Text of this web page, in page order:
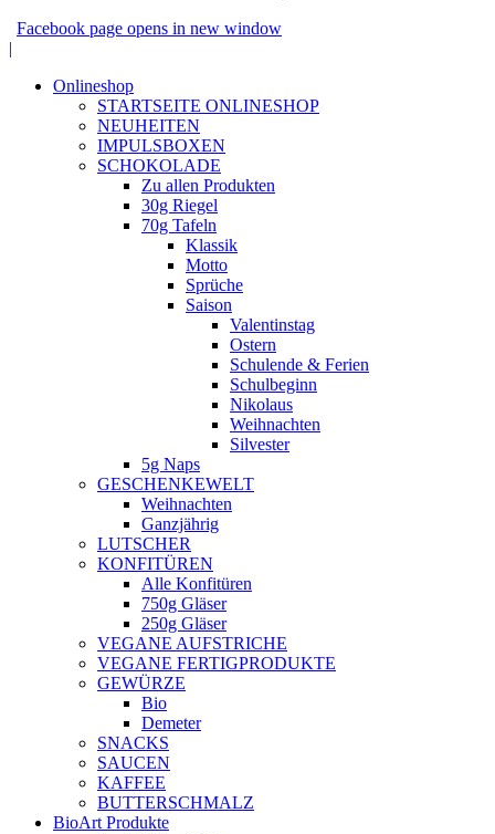
Facebook page opens in new window
|
Onlineshop
STARTSEITE ONLINESHOP
NEUHEITEN
IMPULSBOXEN
SCHOKOLADE
Zu allen Produkten
30g Riegel
70g Tafeln
Klassik
Motto
Sprüche
Saison
Valentinstag
Ostern
Schulende & Ferien
Schulbeginn
Nikolaus
Weihnachten
Silvester
5g Naps
GESCHENKEWELT
Weihnachten
Ganzjährig
LUTSCHER
KONFITÜREN
Alle Konfitüren
750g Gläser
250g Gläser
VEGANE AUFSTRICHE
VEGANE FERTIGPRODUKTE
GEWÜRZE
Bio
Demeter
SNACKS
SAUCEN
KAFFEE
BUTTERSCHMALZ
BioArt Produkte